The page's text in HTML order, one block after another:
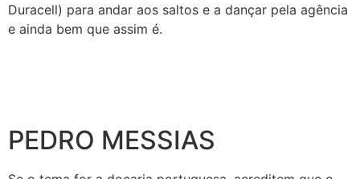
Duracell) para andar aos saltos e a dançar pela agência
e ainda bem que assim é.
PEDRO MESSIAS